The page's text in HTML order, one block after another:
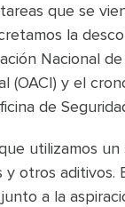
que se
la
Nacional
(OACI) y el
de
utilizamos
otros aditivos.
a la